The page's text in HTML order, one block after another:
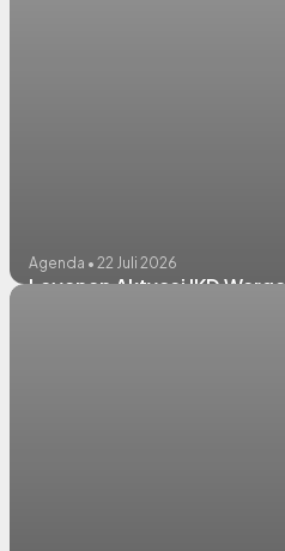
Agenda • 22 Juli 2026
Layanan Aktvasi IKD